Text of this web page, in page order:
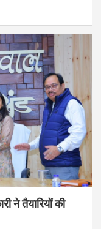
ने तैयारियों की